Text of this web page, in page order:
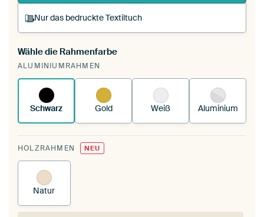
Nur das bedruckte Textiltuch
Du spannst einen wechselbaren Textiltuch in
deinen vorhandenen ArtFrame™.
funktioniert es.
Wähle die Rahmenfarbe
ALUMINIUMRAHMEN
Schwarz Gold Weiß Aluminium
HOLZRAHMEN NEU
Natur